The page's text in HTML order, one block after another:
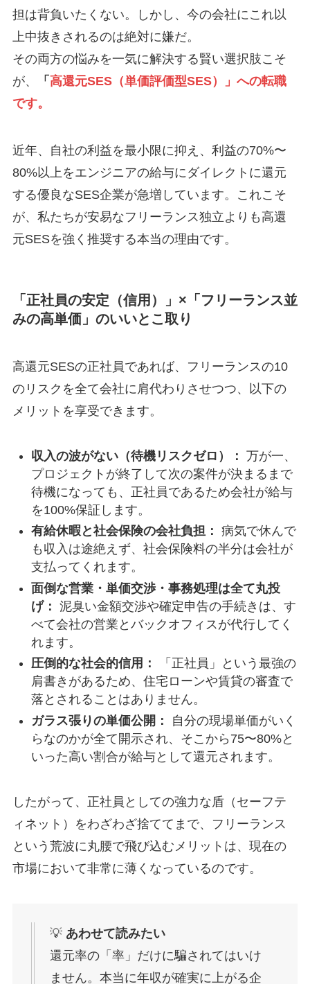
担は背負いたくない。しかし、今の会社にこれ以
上中抜きされるのは絶対に嫌だ。
その両方の悩みを一気に解決する賢い選択肢こそ
が、
「 高還元SES（単価評価型SES）」への転職
です。
近年、自社の利益を最小限に抑え、利益の70%〜
80%以上をエンジニアの給与にダイレクトに還元
する優良なSES企業が急増しています。これこそ
が、私たちが安易なフリーランス独立よりも高還
元SESを強く推奨する本当の理由です。
「正社員の安定（信用）」×「フリーランス並
みの高単価」のいいとこ取り
高還元SESの正社員であれば、フリーランスの10
のリスクを全て会社に肩代わりさせつつ、以下の
メリットを享受できます。
収入の波がない（待機リスクゼロ）： 万が一、
プロジェクトが終了して次の案件が決まるまで
待機になっても、正社員であるため会社が給与
を100%保証します。
有給休暇と社会保険の会社負担： 病気で休んで
も収入は途絶えず、社会保険料の半分は会社が
支払ってくれます。
面倒な営業・単価交渉・事務処理は全て丸投
げ： 泥臭い金額交渉や確定申告の手続きは、す
べて会社の営業とバックオフィスが代行してく
れます。
圧倒的な社会的信用：
「正社員」という最強の
肩書きがあるため、住宅ローンや賃貸の審査で
落とされることはありません。
ガラス張りの単価公開：
自分の現場単価がいく
らなのかが全て開示され、そこから75〜80%と
いった高い割合が給与として還元されます。
したがって、正社員としての強力な盾（セーフテ
ィネット）をわざわざ捨ててまで、フリーランス
という荒波に丸腰で飛び込むメリットは、現在の
市場において非常に薄くなっているのです。
💡 あわせて読みたい
還元率の「率」だけに騙されてはいけ
ません。本当に年収が確実に上がる企